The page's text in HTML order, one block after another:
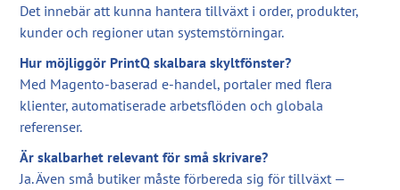
Det innebär att kunna hantera tillväxt i order, produkter,
kunder och regioner utan systemstörningar.
Hur möjliggör PrintQ skalbara skyltfönster?
Med Magento-baserad e-handel, portaler med flera
klienter, automatiserade arbetsflöden och globala
referenser.
Är skalbarhet relevant för små skrivare?
Ja. Även små butiker måste förbereda sig för tillväxt —